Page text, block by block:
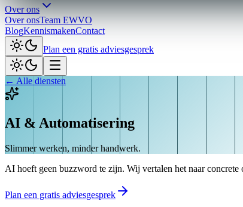
Over ons
Over onsTeam EWVO
BlogKennismakenContact
Plan een gratis adviesgesprek
← Alle diensten
AI & Automatisering
Slimmer werken, minder handwerk.
AI hoeft geen buzzword te zijn. Wij vertalen het naar
Plan een gratis adviesgesprek